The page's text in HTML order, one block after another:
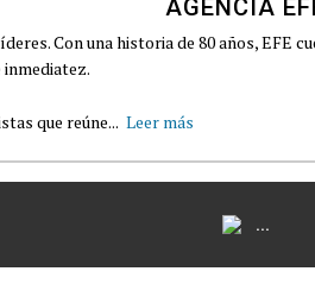
AGENCIA
Con una historia de 80 años, EFE
que reúne... Leer más
...